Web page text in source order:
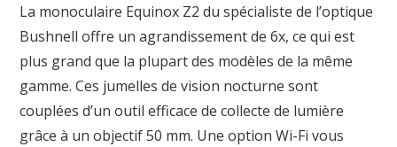
La monoculaire Equinox Z2 du spécialiste de l’optique
Bushnell offre un agrandissement de 6x, ce qui est
plus grand que la plupart des modèles de la même
gamme. Ces jumelles de vision nocturne sont
couplées d’un outil efficace de collecte de lumière
grâce à un objectif 50 mm. Une option Wi-Fi vous